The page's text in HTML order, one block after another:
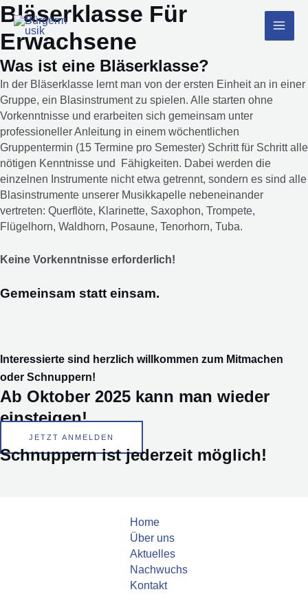
Zum
Inhalt
springen
Bläserklasse Für
Erwachsene
Was ist eine Bläserklasse?
In der Bläserklasse lernt man von der ersten Einheit an in einer
Gruppe, ein Blasinstrument zu spielen. Alle starten ohne
Vorkenntnisse und erarbeiten sich gemeinsam unter
professioneller Anleitung in einem wöchentlichen
Gruppentermin (15 Termine pro Semester) Schritt für Schritt alle
nötigen Kenntnisse und Fähigkeiten. Dabei werden die
einzelnen Instrumente nicht etwa getrennt, sondern es sind alle
Blasinstrumente unserer Musikkapelle nebeneinander
vertreten: Querflöte, Klarinette, Saxophon, Trompete,
Flügelhorn, Waldhorn, Posaune, Tenorhorn, Tuba.
Keine Vorkenntnisse erforderlich!
Gemeinsam statt einsam.
Interessierte sind herzlich willkommen zum Mitmachen
oder Schnuppern!
Ab Oktober 2025 kann man wieder
einsteigen!
JETZT ANMELDEN
Schnuppern ist jederzeit möglich!
Home
Über uns
Aktuelles
Nachwuchs
Kontakt